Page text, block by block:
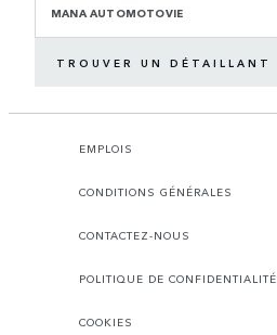
MANA AUTOMOTOVIE
TROUVER UN DÉTAILLANT
EMPLOIS
CONDITIONS GÉNÉRALES
CONTACTEZ-NOUS
POLITIQUE DE CONFIDENTIALITÉ
COOKIES